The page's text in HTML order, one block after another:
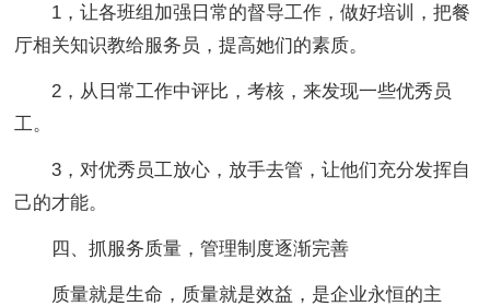
1，让各班组加强日常的督导工作，做好培训，把餐
厅相关知识教给服务员，提高她们的素质。
2，从日常工作中评比，考核，来发现一些优秀员
工。
3，对优秀员工放心，放手去管，让他们充分发挥自
己的才能。
四、抓服务质量，管理制度逐渐完善
质量就是生命，质量就是效益，是企业永恒的主